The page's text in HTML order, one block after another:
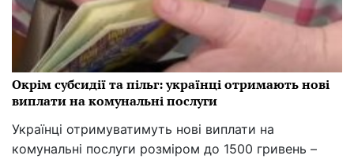
Окрім субсидії та пільг: українці отримають нові
виплати на комунальні послуги
Українці отримуватимуть нові виплати на
комунальні послуги розміром до 1500 гривень –